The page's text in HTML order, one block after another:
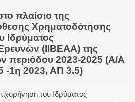
πλαίσιο της
Χρηματοδότησης
Ιδρύματος
(ΙΙΒΕΑΑ) της
περιόδου 2023-2025 (A/A
-1η 2023, ΑΠ 3.5)
του Ιδρύματος